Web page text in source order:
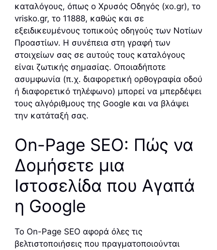
καταλόγους, όπως ο Χρυσός Οδηγός (xo.gr), το
vrisko.gr, το 11888, καθώς και σε
εξειδικευμένους τοπικούς οδηγούς των Νοτίων
Προαστίων. Η συνέπεια στη γραφή των
στοιχείων σας σε αυτούς τους καταλόγους
είναι ζωτικής σημασίας. Οποιαδήποτε
ασυμφωνία (π.χ. διαφορετική ορθογραφία οδού
ή διαφορετικό τηλέφωνο) μπορεί να μπερδέψει
τους αλγόριθμους της Google και να βλάψει
την κατάταξή σας.
On-Page SEO: Πώς να
Δομήσετε μια
Ιστοσελίδα που Αγαπά
η Google
Το On-Page SEO αφορά όλες τις
βελτιστοποιήσεις που πραγματοποιούνται